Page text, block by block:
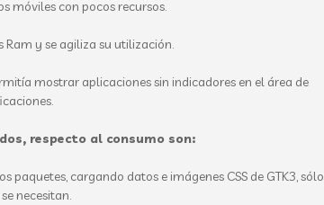
móviles con pocos recursos.
Ram y se agiliza su utilización.
mostrar aplicaciones sin indicadores en el área de
respecto al consumo son:
cargando datos e imágenes CSS de GTK3, sólo
necesitan.